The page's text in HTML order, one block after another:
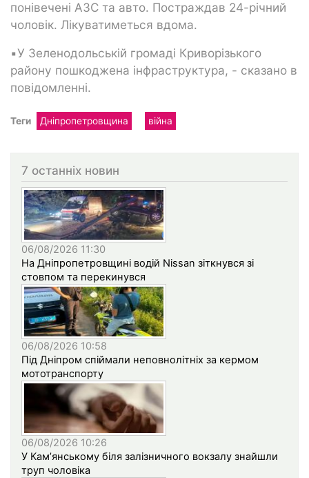
понівечені АЗС та авто. Постраждав 24-річний
чоловік. Лікуватиметься вдома.
▪️У Зеленодольській громаді Криворізького
району пошкоджена інфраструктура, - сказано в
повідомленні.
Теги Дніпропетровщина війна
7 останніх новин
06/08/2026 11:30
На Дніпропетровщині водій Nissan зіткнувся зі
стовпом та перекинувся
06/08/2026 10:58
Під Дніпром спіймали неповнолітніх за кермом
мототранспорту
06/08/2026 10:26
У Кам’янському біля залізничного вокзалу знайшли
труп чоловіка